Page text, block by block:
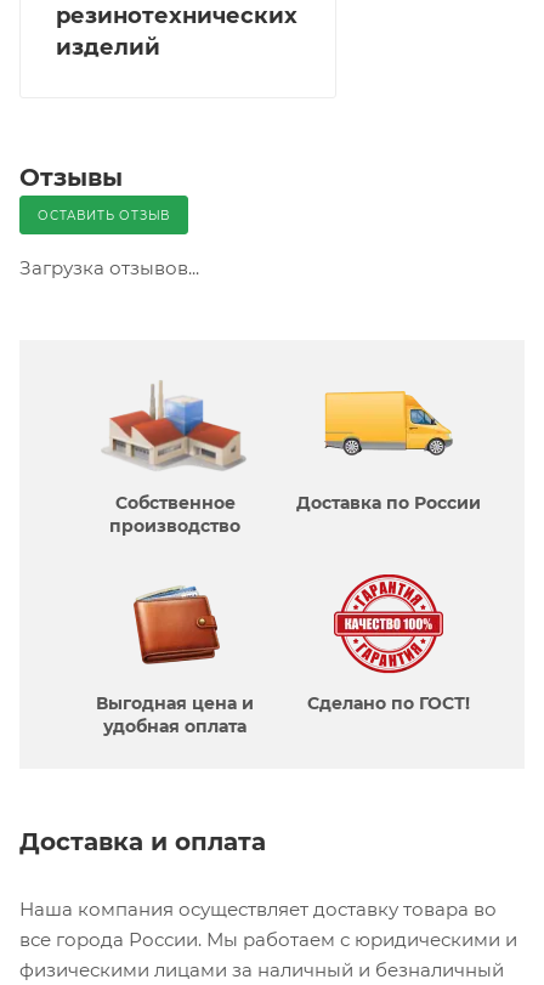
резинотехнических
изделий
Отзывы
ОСТАВИТЬ ОТЗЫВ
Загрузка отзывов...
Собственное
производcтво
Доставка по России
Выгодная цена и
удобная оплата
Сделано по ГОСТ!
Доставка и оплата
Наша компания осуществляет доставку товара во
все города России. Мы работаем с юридическими и
физическими лицами за наличный и безналичный